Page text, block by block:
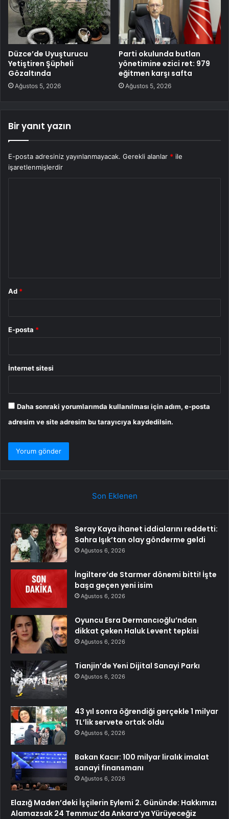
Düzce’de Uyuşturucu
Yetiştiren Şüpheli
Gözaltında
Ağustos 5, 2026
Parti okulunda butlan
yönetimine ezici ret: 979
eğitmen karşı safta
Ağustos 5, 2026
Bir yanıt yazın
E-posta adresiniz yayınlanmayacak. Gerekli alanlar * ile
işaretlenmişlerdir
Ad *
E-posta *
İnternet sitesi
Daha sonraki yorumlarımda kullanılması için adım, e-posta
adresim ve site adresim bu tarayıcıya kaydedilsin.
Son Eklenen
Seray Kaya ihanet iddialarını reddetti:
Sahra Işık’tan olay gönderme geldi
Ağustos 6, 2026
İngiltere’de Starmer dönemi bitti! İşte
başa geçen yeni isim
Ağustos 6, 2026
Oyuncu Esra Dermancıoğlu’ndan
dikkat çeken Haluk Levent tepkisi
Ağustos 6, 2026
Tianjin’de Yeni Dijital Sanayi Parkı
Ağustos 6, 2026
43 yıl sonra öğrendiği gerçekle 1 milyar
TL’lik servete ortak oldu
Ağustos 6, 2026
Bakan Kacır: 100 milyar liralık imalat
sanayi finansmanı
Ağustos 6, 2026
Elazığ Maden’deki İşçilerin Eylemi 2. Gününde: Hakkımızı
Alamazsak 24 Temmuz’da Ankara’ya Yürüyeceğiz